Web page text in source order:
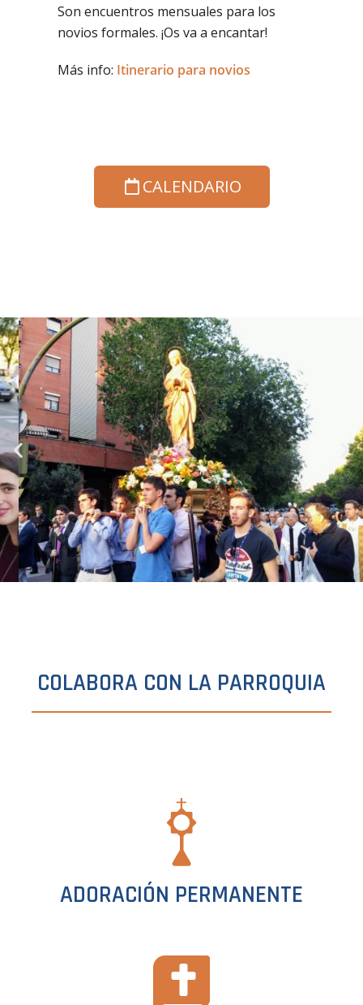
Son encuentros mensuales para los
novios formales. ¡Os va a encantar!
Más info: Itinerario para novios
CALENDARIO
COLABORA CON LA PARROQUIA
ADORACIÓN PERMANENTE